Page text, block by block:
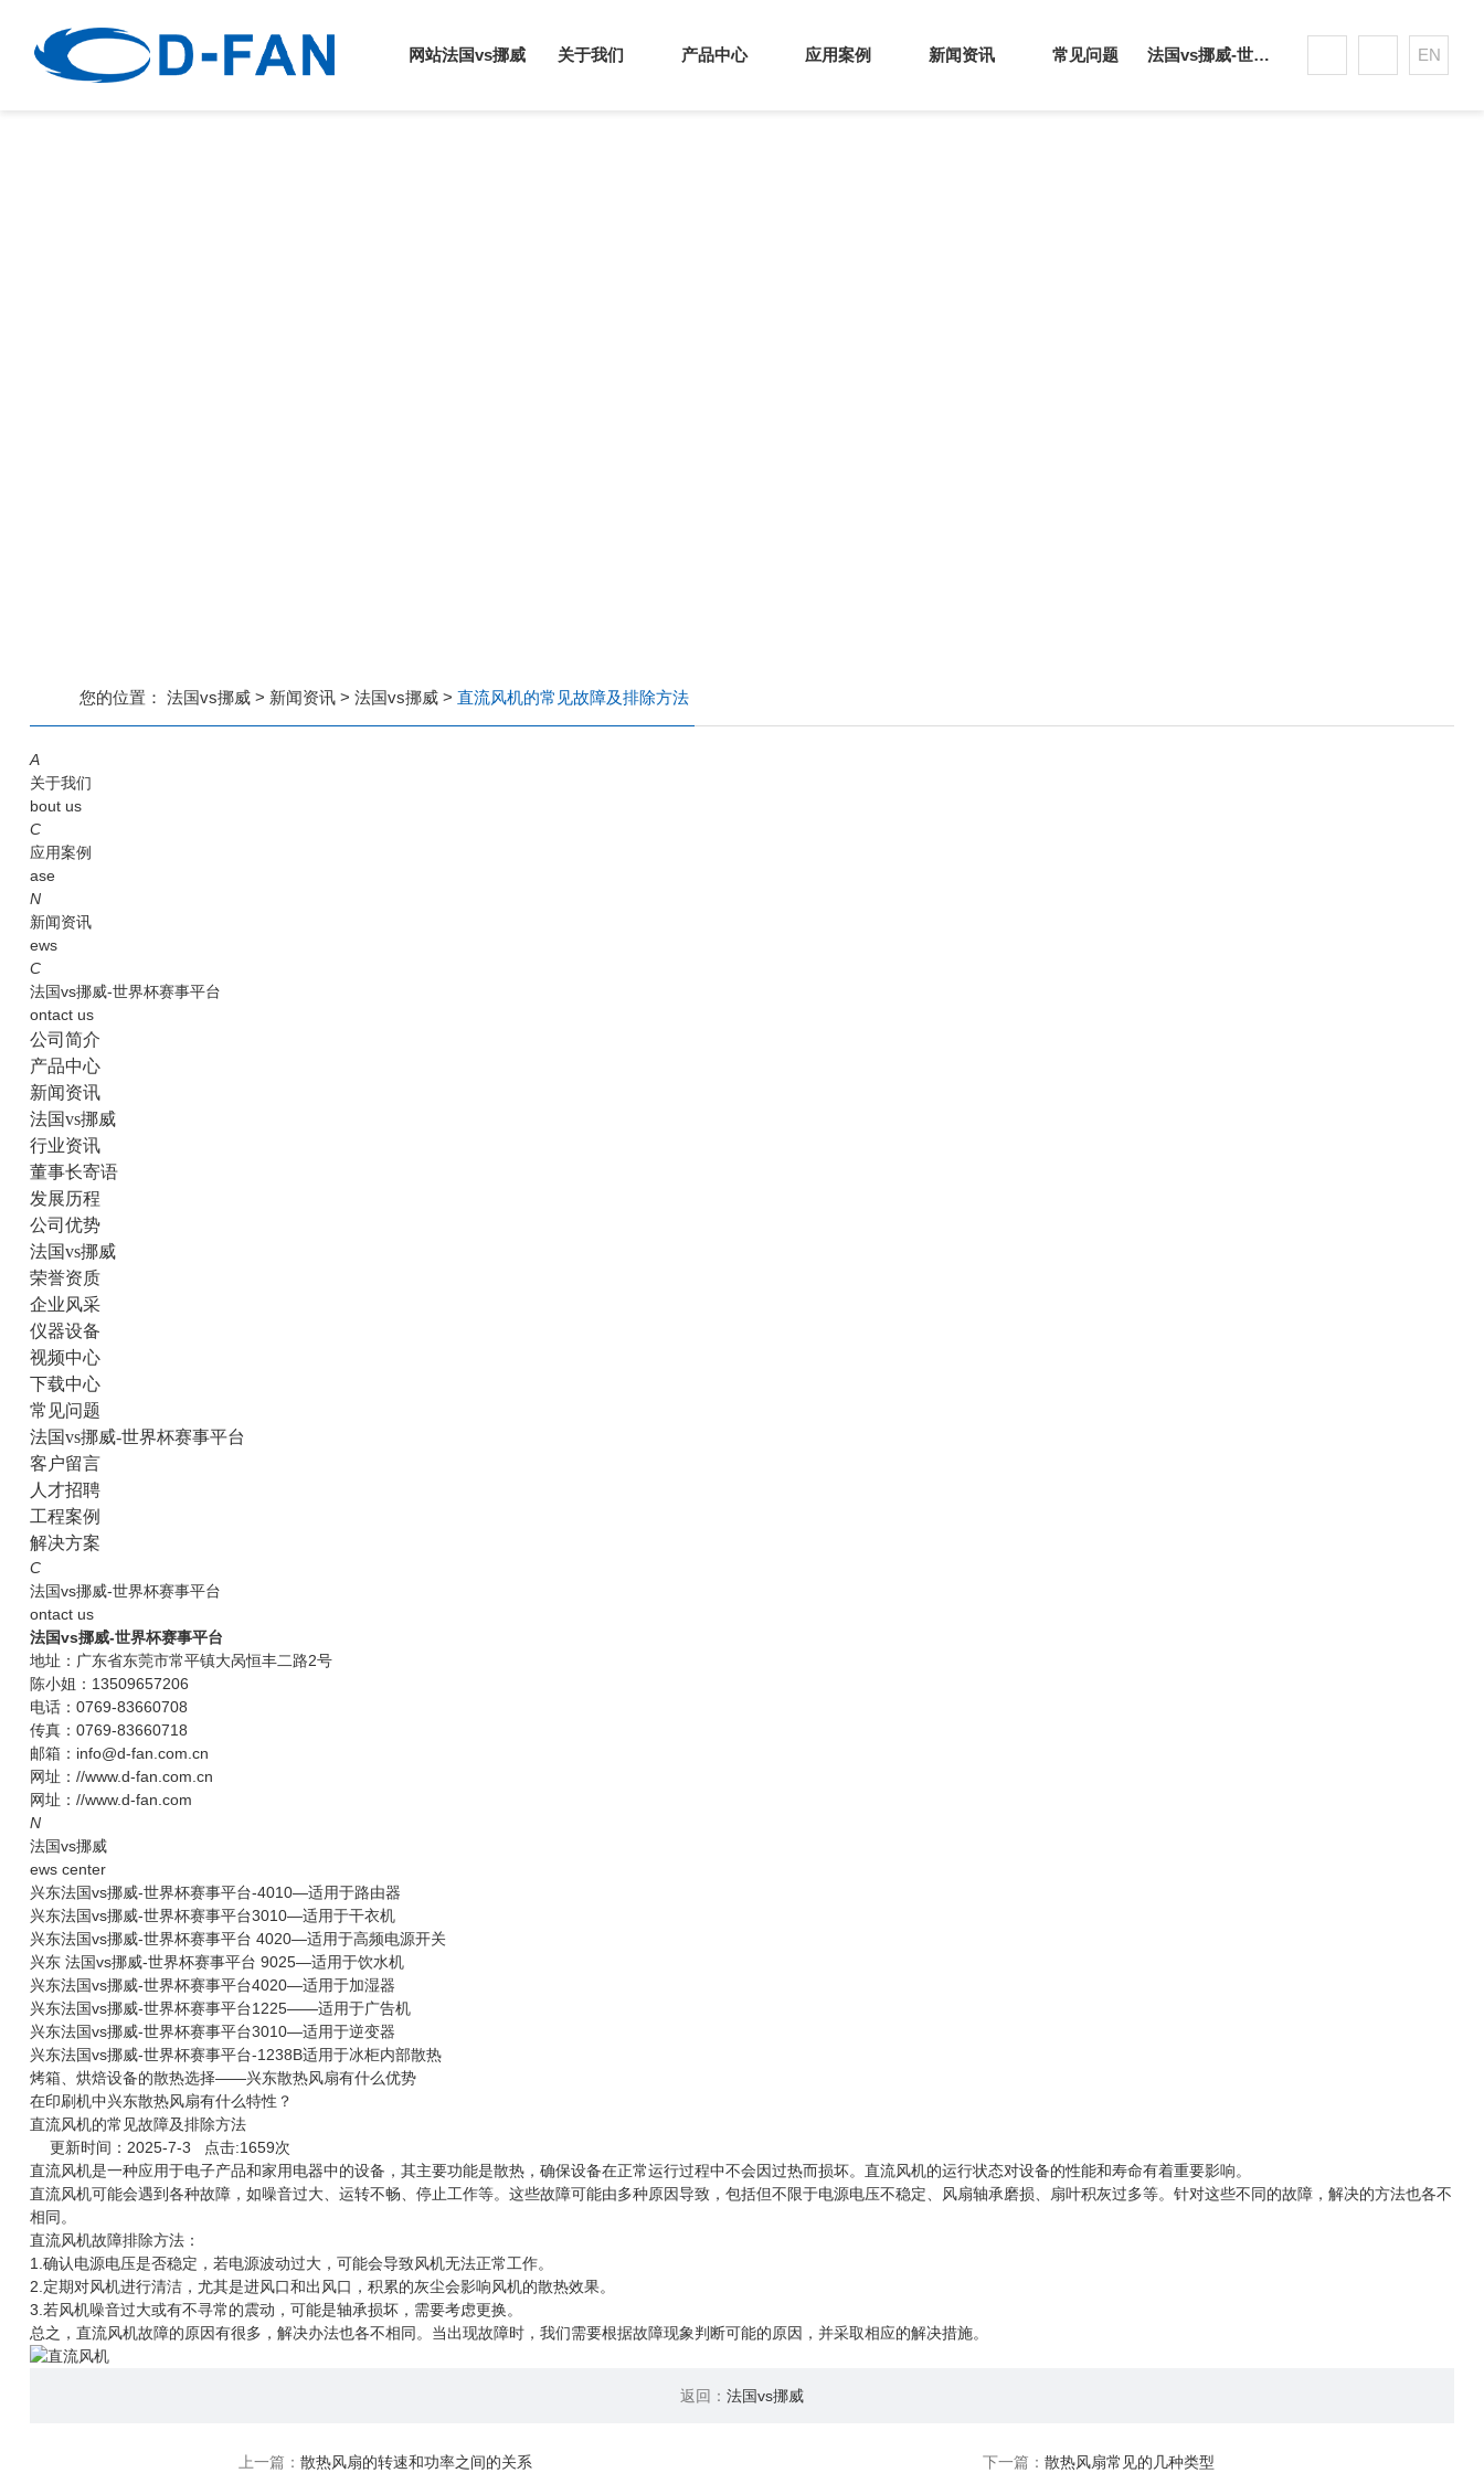
网站法国vs挪威 关于我们 产品中心 应用案例 新闻资讯 常见问题 法国vs挪威-世界杯赛事平台 EN
您的位置： 法国vs挪威> 新闻资讯> 法国vs挪威> 直流风机的常见故障及排除方法
A
关于我们
bout us
C
应用案例
ase
N
新闻资讯
ews
C
法国vs挪威-世界杯赛事平台
ontact us
公司简介
产品中心
新闻资讯
法国vs挪威
行业资讯
董事长寄语
发展历程
公司优势
法国vs挪威
荣誉资质
企业风采
仪器设备
视频中心
下载中心
常见问题
法国vs挪威-世界杯赛事平台
客户留言
人才招聘
工程案例
解决方案
C
法国vs挪威-世界杯赛事平台
ontact us
法国vs挪威-世界杯赛事平台
地址：广东省东莞市常平镇大呙恒丰二路2号
陈小姐：13509657206
电话：0769-83660708
传真：0769-83660718
邮箱：info@d-fan.com.cn
网址：//www.d-fan.com.cn
网址：//www.d-fan.com
N
法国vs挪威
ews center
兴东法国vs挪威-世界杯赛事平台-4010—适用于路由器
兴东法国vs挪威-世界杯赛事平台3010—适用于干衣机
兴东法国vs挪威-世界杯赛事平台 4020—适用于高频电源开关
兴东 法国vs挪威-世界杯赛事平台 9025—适用于饮水机
兴东法国vs挪威-世界杯赛事平台4020—适用于加湿器
兴东法国vs挪威-世界杯赛事平台1225——适用于广告机
兴东法国vs挪威-世界杯赛事平台3010—适用于逆变器
兴东法国vs挪威-世界杯赛事平台-1238B适用于冰柜内部散热
烤箱、烘焙设备的散热选择——兴东散热风扇有什么优势
在印刷机中兴东散热风扇有什么特性？
直流风机的常见故障及排除方法
更新时间：2025-7-3 点击:1659次
直流风机是一种应用于电子产品和家用电器中的设备，其主要功能是散热，确保设备在正常运行过程中不会因过热而损坏。直流风机的运行状态对设备的性能和寿命有着重要影响。
直流风机可能会遇到各种故障，如噪音过大、运转不畅、停止工作等。这些故障可能由多种原因导致，包括但不限于电源电压不稳定、风扇轴承磨损、扇叶积灰过多等。针对这些不同的故障，解决的方法也各不
相同。
直流风机故障排除方法：
1.确认电源电压是否稳定，若电源波动过大，可能会导致风机无法正常工作。
2.定期对风机进行清洁，尤其是进风口和出风口，积累的灰尘会影响风机的散热效果。
3.若风机噪音过大或有不寻常的震动，可能是轴承损坏，需要考虑更换。
总之，直流风机故障的原因有很多，解决办法也各不相同。当出现故障时，我们需要根据故障现象判断可能的原因，并采取相应的解决措施。
返回： 法国vs挪威
上一篇：散热风扇的转速和功率之间的关系 下一篇： 散热风扇常见的几种类型